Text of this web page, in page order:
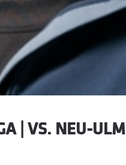
| VS. NEU-ULM